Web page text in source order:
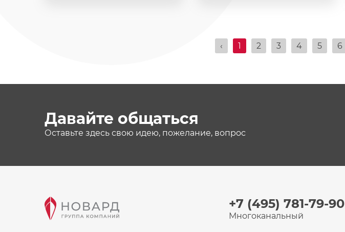
‹ 1 2 3 4 5 6
Давайте общаться
Оставьте здесь свою идею, пожелание, вопрос
+7 (495) 781-79-90
Многоканальный